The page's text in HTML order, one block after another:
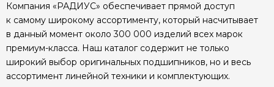
Компания «РАДИУС» обеспечивает прямой доступ
к самому широкому ассортименту, который насчитывает
в данный момент около 300 000 изделий всех марок
премиум-класса. Наш каталог содержит не только
широкий выбор оригинальных подшипников, но и весь
ассортимент линейной техники и комплектующих.